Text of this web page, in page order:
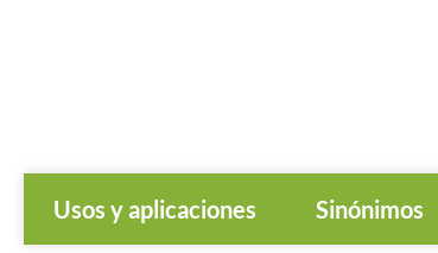
Usos y aplicaciones Sinónimos